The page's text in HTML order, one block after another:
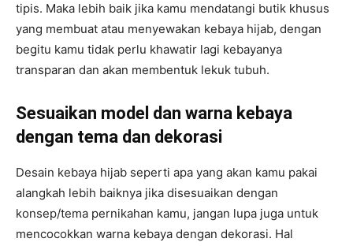
tipis. Maka lebih baik jika kamu mendatangi butik khusus
yang membuat atau menyewakan kebaya hijab, dengan
begitu kamu tidak perlu khawatir lagi kebayanya
transparan dan akan membentuk lekuk tubuh.
Sesuaikan model dan warna kebaya
dengan tema dan dekorasi
Desain kebaya hijab seperti apa yang akan kamu pakai
alangkah lebih baiknya jika disesuaikan dengan
konsep/tema pernikahan kamu, jangan lupa juga untuk
mencocokkan warna kebaya dengan dekorasi. Hal